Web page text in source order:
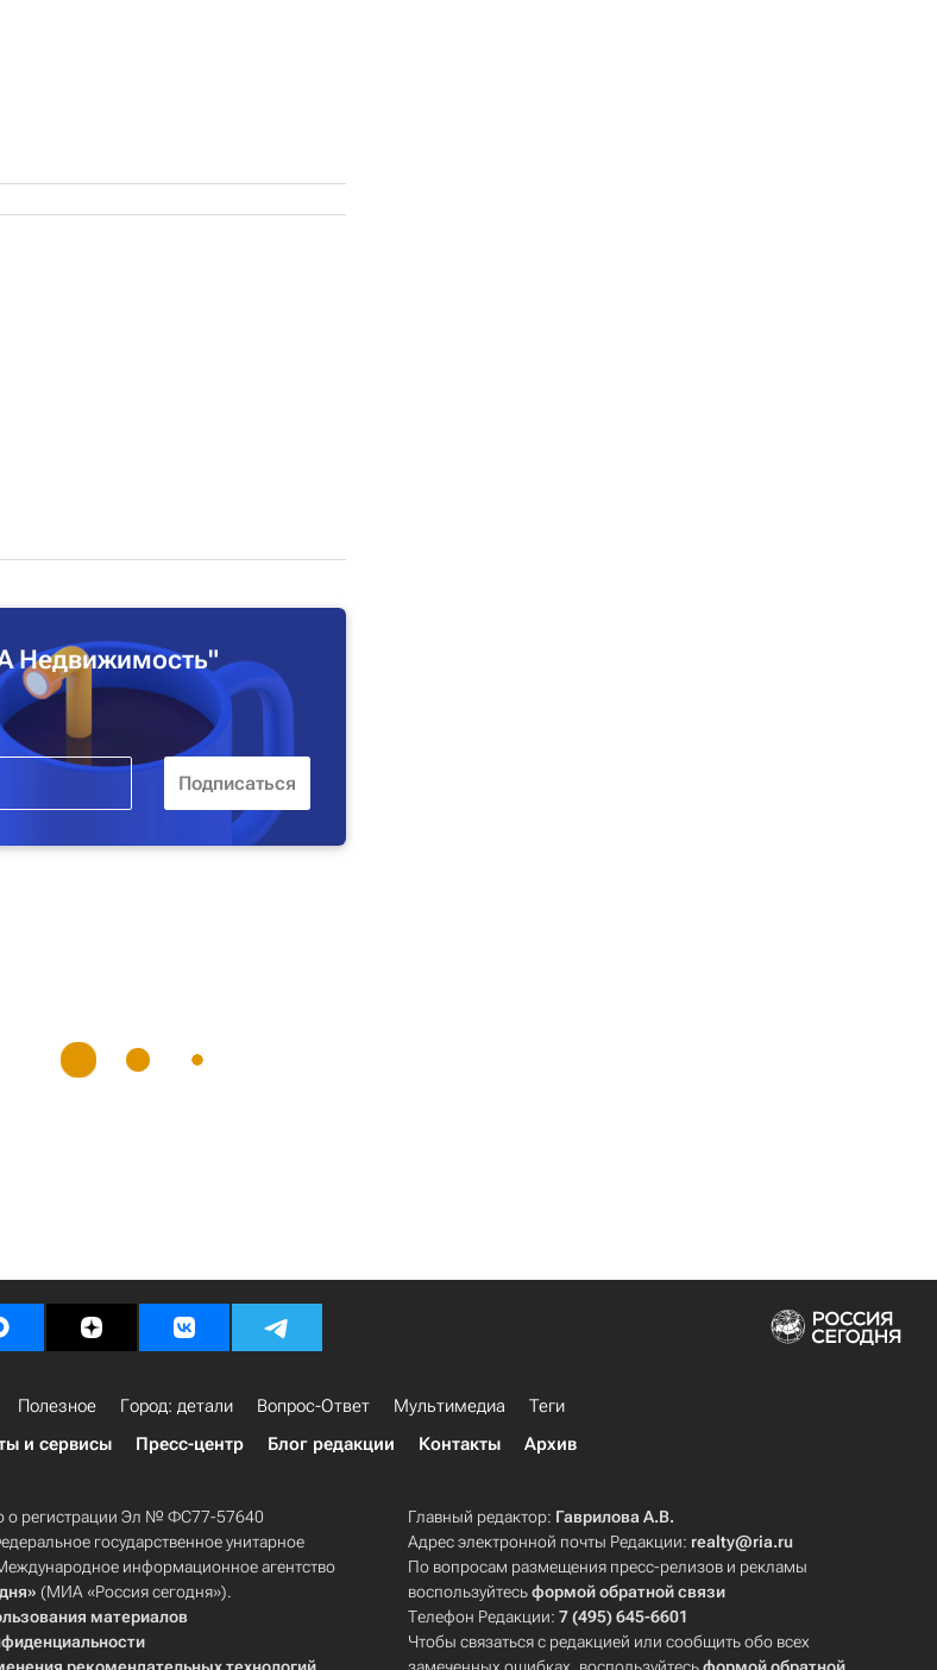
Недвижимость"
Полезное Город: детали Вопрос-Ответ Мультимедиа
Теги
и сервисы Пресс-центр Блог редакции Контакты Архив
о регистрации Эл № ФС77-57640
государственное унитарное
информационное агентство
(МИА «Россия сегодня»).
материалов
Главный редактор: Гаврилова А.В.
Адрес электронной почты Редакции: realty@ria.ru
По вопросам размещения пресс-релизов и рекламы
воспользуйтесьформой обратной связи
Телефон Редакции:7 (495) 645-6601
Чтобы связаться с редакцией или сообщить обо всех